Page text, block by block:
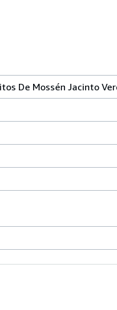
De Mossén Jacinto